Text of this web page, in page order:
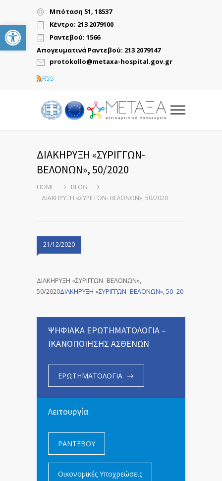
Ανοίξτε τη γραμμή εργαλείων
Μπόταση 51, 18537
Κέντρο: 213 2079100
Ραντεβού: 1566
Απογευματινά Ραντεβού: 213 2079147
protokollo@metaxa-hospital.gov.gr
RSS
ΔΙΑΚΗΡΥΞΗ «ΣΥΡΙΓΓΩΝ-
ΒΕΛΟΝΩΝ», 50/2020
HOME
BLOG
ΔΙΑΚΗΡΥΞΗ «ΣΥΡΙΓΓΩΝ- ΒΕΛΟΝΩΝ», 50/2020
21/12/2020
ΔΙΑΚΗΡΥΞΗ «ΣΥΡΙΓΓΩΝ- ΒΕΛΟΝΩΝ»,
50/2020ΔΙΑΚΗΡΥΞΗ «ΣΥΡΙΓΓΩΝ- ΒΕΛΟΝΩΝ», 50 -20
ΨΗΦΙΑΚΑ ΕΡΩΤΗΜΑΤΟΛΟΓΙΑ –
ΙΚΑΝΟΠΟΙΗΣΗΣ ΑΣΘΕΝΩΝ
ΕΡΩΤΗΜΑΤΟΛΟΓΙΑ
Λειτουργία
ΡΑΝΤΕΒΟΥ
Οικονομικές Υποχρεώσεις